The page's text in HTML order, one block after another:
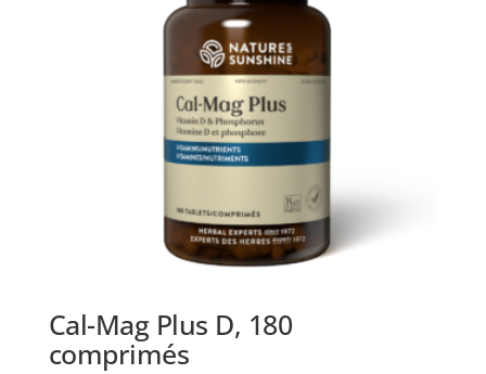
Cal-Mag Plus D, 180
comprimés